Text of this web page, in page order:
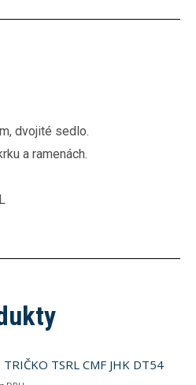
dvojité sedlo.
a ramenách.
TRIČKO TSRL CMF JHK DT54